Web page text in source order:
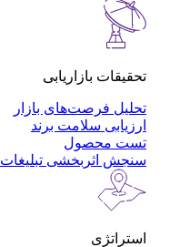
تحقیقات بازاریابی
تحلیل فرصت‌های بازار
ارزیابی سلامت برند
تست محصول
سنجش اثربخشی تبلیغات
استراتژی